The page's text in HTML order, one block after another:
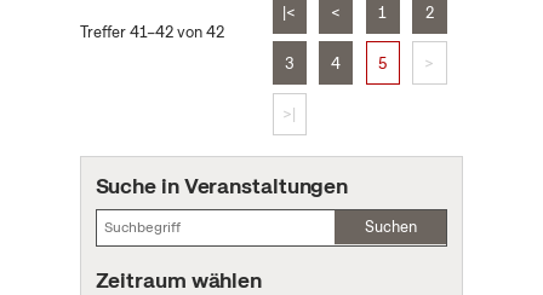
Treffer 41–42 von 42
|< < 1 2
3 4 5 >
>|
Suche in Veranstaltungen
Suchen
Zeitraum wählen